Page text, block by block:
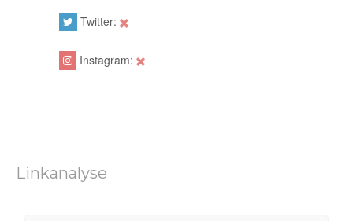
Twitter:
Instagram:
Linkanalyse